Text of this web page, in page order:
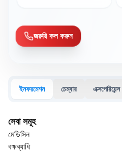
জরুরি কল করুন
ইনফরমেশন চেম্বার এক্সপেরিয়েন্স
সেবা সমূহ
মেডিসিন
বক্ষব্যাধি